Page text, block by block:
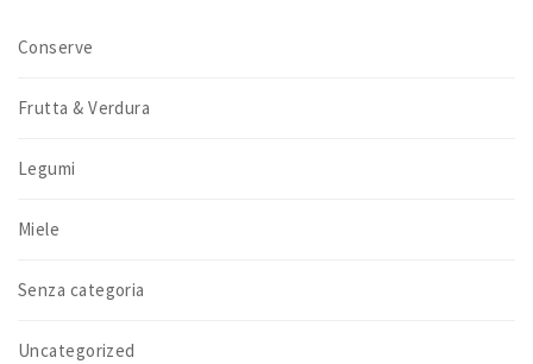
Conserve
Frutta & Verdura
Legumi
Miele
Senza categoria
Uncategorized